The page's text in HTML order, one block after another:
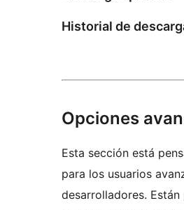
Historial de
Opciones
Esta sección está
para los usuarios
desarrolladores. Están